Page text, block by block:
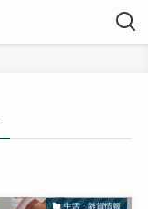
生活・雑貨情報